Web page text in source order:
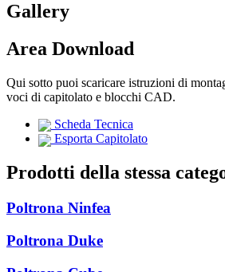
Gallery
Area Download
Qui sotto puoi scaricare istruzioni di
voci di capitolato e blocchi CAD.
Scheda Tecnica
Esporta Capitolato
Prodotti della stessa
Poltrona Ninfea
Poltrona Duke